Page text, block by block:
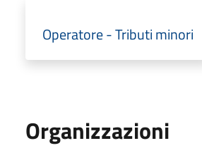
Operatore - Tributi minori
Organizzazioni